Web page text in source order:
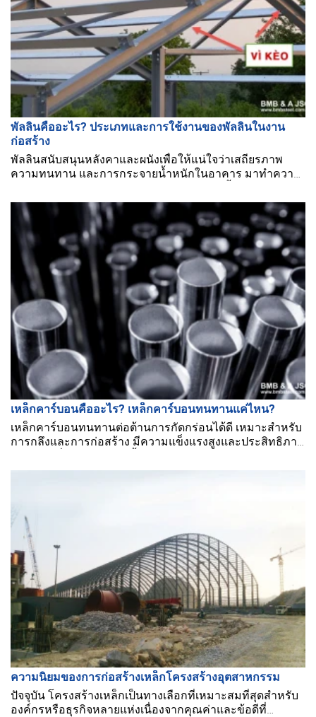
พัลลินคืออะไร? ประเภทและการใช้งานของพัลลินในงาน
ก่อสร้าง
พัลลินสนับสนุนหลังคาและผนังเพื่อให้แน่ใจว่าเสถียรภาพ
ความทนทาน และการกระจายน้ำหนักในอาคาร มาทำความ
เหล็กคาร์บอนคืออะไร? เหล็กคาร์บอนทนทานแค่ไหน?
เหล็กคาร์บอนทนทานต่อต้านการกัดกร่อนได้ดี เหมาะสำหรับ
การกลึงและการก่อสร้าง มีความแข็งแรงสูงและประสิทธิภาพ
ความนิยมของการก่อสร้างเหล็กโครงสร้างอุตสาหกรรม
ปัจจุบัน โครงสร้างเหล็กเป็นทางเลือกที่เหมาะสมที่สุดสำหรับ
องค์กรหรือธุรกิจหลายแห่งเนื่องจากคุณค่าและข้อดีที่